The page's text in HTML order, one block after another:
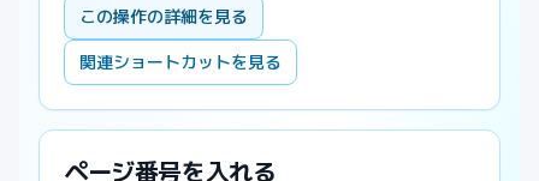
この操作の詳細を見る
関連ショートカットを見る
ページ番号を入れる